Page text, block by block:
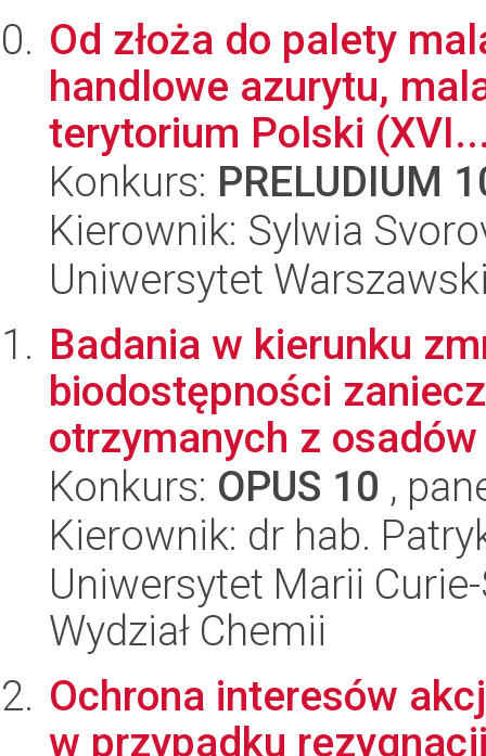
Od złoża do palety
handlowe azurytu,
terytorium Polski
Konkurs: PRELUDIUM
Kierownik: Sylwia
Uniwersytet
Badania w kierunku
biodostępności
otrzymanych z
Konkurs: OPUS 10 ,
Kierownik: dr hab.
Uniwersytet Marii
Wydział Chemii
Ochrona interesów
w przypadku